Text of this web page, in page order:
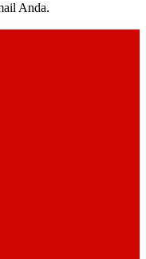
Anda.